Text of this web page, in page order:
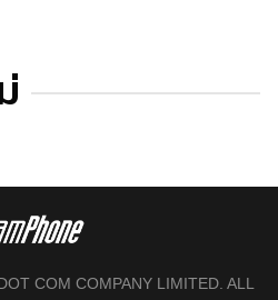
COM COMPANY LIMITED. ALL